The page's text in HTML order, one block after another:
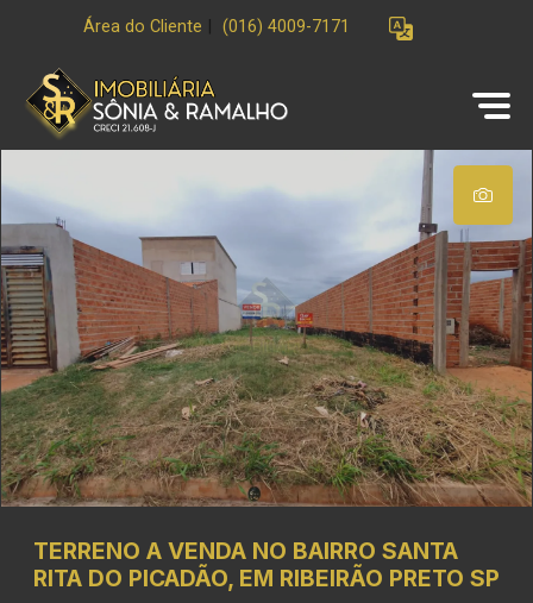
Área do Cliente (016) 4009-7171
TERRENO A VENDA NO BAIRRO SANTA
RITA DO PICADÃO, EM RIBEIRÃO PRETO SP